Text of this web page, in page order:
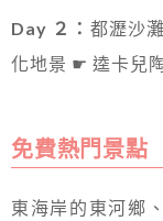
Day ２： 都瀝沙
化地景 ☛ 逵卡兒
免費熱門景點
東海岸的東河鄉